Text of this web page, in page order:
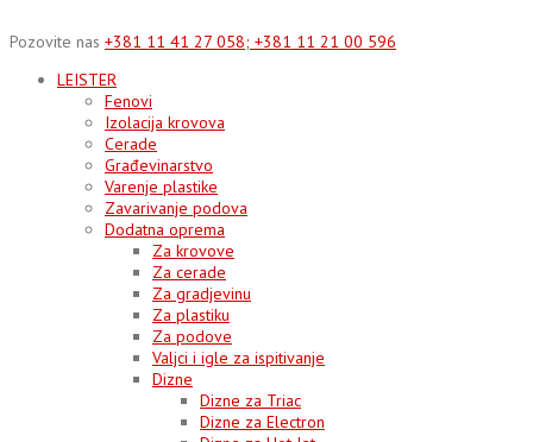
to
Pozovite nas +381 11 41 27 058; +381 11 21 00 596
LEISTER
Fenovi
Izolacija krovova
Cerade
Građevinarstvo
Varenje plastike
Zavarivanje podova
Dodatna oprema
Za krovove
Za cerade
Za gradjevinu
Za plastiku
Za podove
Valjci i igle za ispitivanje
Dizne
Dizne za Triac
Dizne za Electron